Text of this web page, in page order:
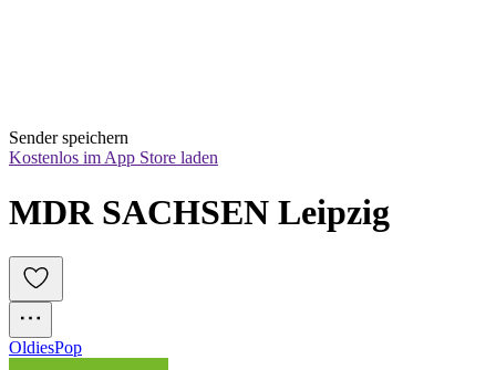
Sender speichern
Kostenlos im App Store laden
MDR SACHSEN Leipzig
OldiesPop